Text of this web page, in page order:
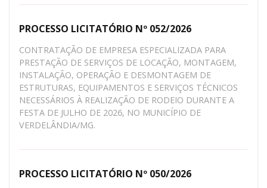
PROCESSO LICITATÓRIO Nº 052/2026
CONTRATAÇÃO DE EMPRESA ESPECIALIZADA PARA
PRESTAÇÃO DE SERVIÇOS DE LOCAÇÃO, MONTAGEM,
INSTALAÇÃO, OPERAÇÃO E DESMONTAGEM DE
ESTRUTURAS, EQUIPAMENTOS E SERVIÇOS TÉCNICOS
NECESSÁRIOS À REALIZAÇÃO DE RODEIO DURANTE A
FESTA DE JULHO DE 2026, NO MUNICÍPIO DE
VERDELÂNDIA/MG.
PROCESSO LICITATÓRIO Nº 050/2026